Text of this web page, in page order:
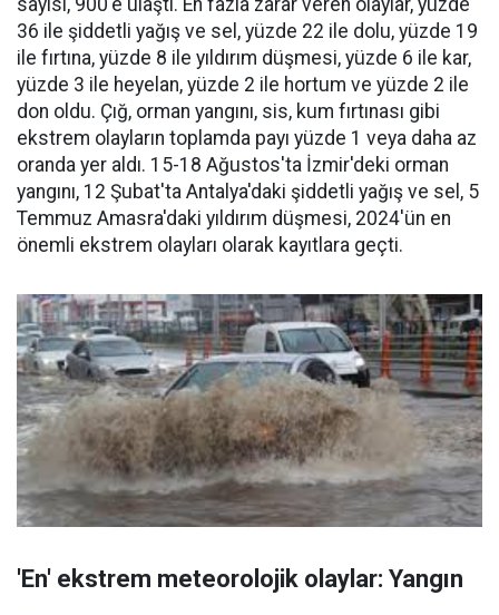
sayısı, 900'e ulaştı. En fazla zarar veren olaylar, yüzde
36 ile şiddetli yağış ve sel, yüzde 22 ile dolu, yüzde 19
ile fırtına, yüzde 8 ile yıldırım düşmesi, yüzde 6 ile kar,
yüzde 3 ile heyelan, yüzde 2 ile hortum ve yüzde 2 ile
don oldu. Çığ, orman yangını, sis, kum fırtınası gibi
ekstrem olayların toplamda payı yüzde 1 veya daha az
oranda yer aldı. 15-18 Ağustos'ta İzmir'deki orman
yangını, 12 Şubat'ta Antalya'daki şiddetli yağış ve sel, 5
Temmuz Amasra'daki yıldırım düşmesi, 2024'ün en
önemli ekstrem olayları olarak kayıtlara geçti.
'En' ekstrem meteorolojik olaylar: Yangın